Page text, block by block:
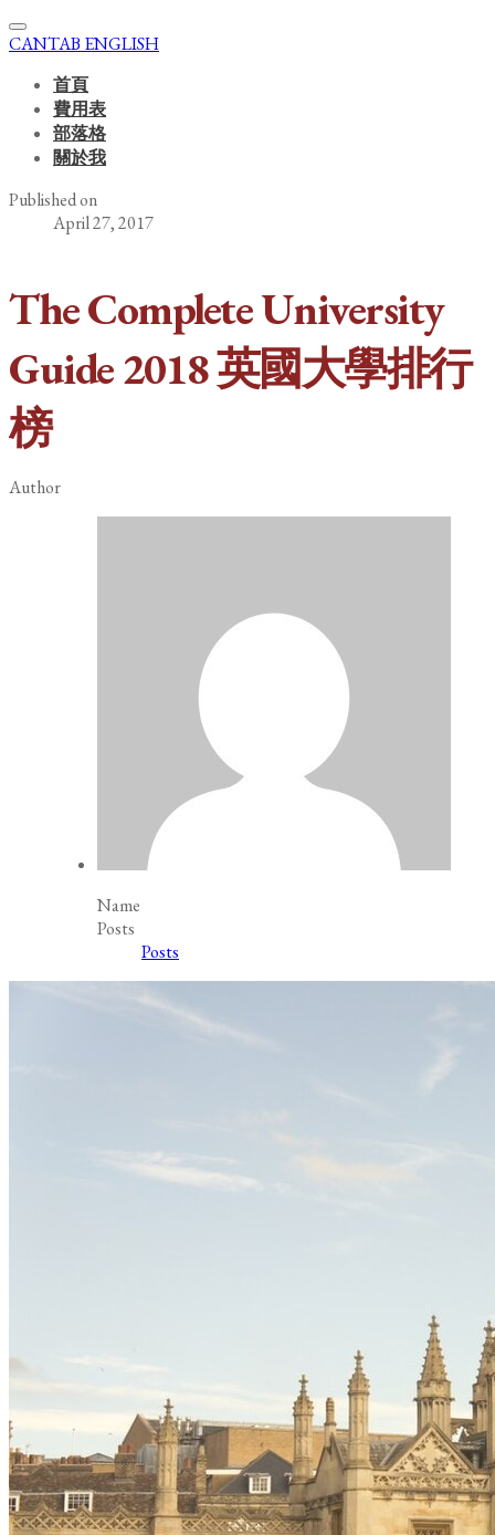
CANTAB ENGLISH
首頁
費用表
部落格
關於我
Published on
April 27, 2017
The Complete University
Guide 2018 英國大學排行
榜
Author
Name
Posts
Posts